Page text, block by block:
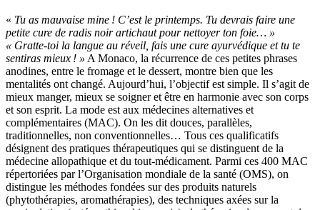
« Tu as mauvaise mine ! C’est le printemps. Tu devrais faire une
petite cure de radis noir artichaut pour nettoyer ton foie… »
« Gratte-toi la langue au réveil, fais une cure ayurvédique et tu te
sentiras mieux ! » A Monaco, la récurrence de ces petites phrases
anodines, entre le fromage et le dessert, montre bien que les
mentalités ont changé. Aujourd’hui, l’objectif est simple. Il s’agit de
mieux manger, mieux se soigner et être en harmonie avec son corps
et son esprit. La mode est aux médecines alternatives et
complémentaires (MAC). On les dit douces, parallèles,
traditionnelles, non conventionnelles… Tous ces qualificatifs
désignent des pratiques thérapeutiques qui se distinguent de la
médecine allopathique et du tout-médicament. Parmi ces 400 MAC
répertoriées par l’Organisation mondiale de la santé (OMS), on
distingue les méthodes fondées sur des produits naturels
(phytothérapies, aromathérapies), des techniques axées sur la